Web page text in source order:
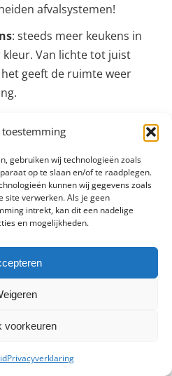
toestemming
gebruiken wij technologieën zoals
op te slaan en/of te raadplegen.
kunnen wij gegevens zoals
site verwerken. Als je geen
intrekt, kan dit een nadelige
en mogelijkheden.
voorkeuren
Privacyverklaring
afvalsystemen!
: steeds meer keukens in
kleur. Van lichte tot juist
geeft de ruimte weer
keuken in
plaatsen?
bij u in de buurt en
tot wel 40%!
ontvangen